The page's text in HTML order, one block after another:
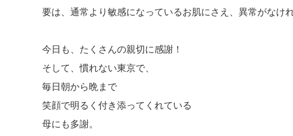
要は、通常より敏感になっているお肌にさえ、異常がなけ
今日も、たくさんの親切に感謝！
そして、慣れない東京で、
毎日朝から晩まで
笑顔で明るく付き添ってくれている
母にも多謝。